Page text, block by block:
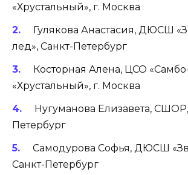
«Хрустальный», г. Москва
Гулякова Анастасия, ДЮСШ
лед», Санкт-Петербург
Косторная Алена, ЦСО
«Хрустальный», г. Москва
Нугуманова Елизавета,
Петербург
Самодурова Софья, ДЮСШ
Санкт-Петербург